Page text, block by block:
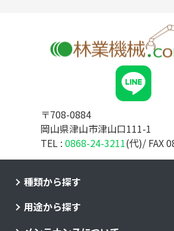
〒708-0884
岡山県津山市津山口111-1
TEL : 0868-24-3211(代)/ FAX
種類から探す
用途から探す